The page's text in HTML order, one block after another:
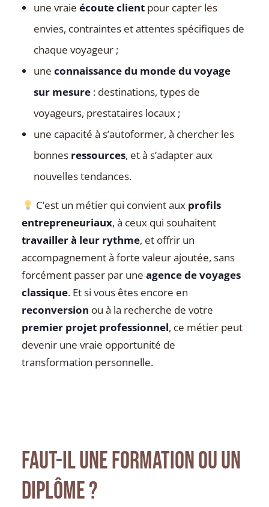
une vraieécoute client pour capter les
envies, contraintes et attentes spécifiques de
chaque voyageur ;
uneconnaissance du monde du voyage
sur mesure : destinations, types de
voyageurs, prestataires locaux ;
une capacité à s’autoformer, à chercher les
bonnes ressources, et à s’adapter aux
nouvelles tendances.
C’est un métier qui convient aux profils
entrepreneuriaux, à ceux qui souhaitent
travailler à leur rythme, et offrir un
accompagnement à forte valeur ajoutée, sans
forcément passer par uneagence de voyages
classique. Et si vous êtes encore en
reconversion ou à la recherche de votre
premier projet professionnel, ce métier peut
devenir une vraie opportunité de
transformation personnelle.
Faut-il une formation ou un
diplôme ?